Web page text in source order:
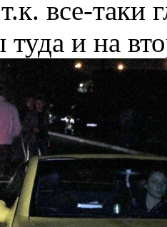
все-таки
и на